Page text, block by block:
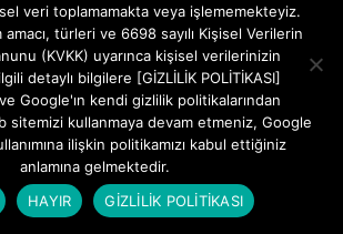
veri toplamamakta veya işlememekteyiz.
amacı, türleri ve 6698 sayılı Kişisel Verilerin
(KVKK) uyarınca kişisel verilerinizin
detaylı bilgilere [GİZLİLİK POLİTİKASI]
Google'ın kendi gizlilik politikalarından
sitemizi kullanmaya devam etmeniz, Google
ilişkin politikamızı kabul ettiğiniz
anlamına gelmektedir.
HAYIR GİZLİLİK POLİTİKASI